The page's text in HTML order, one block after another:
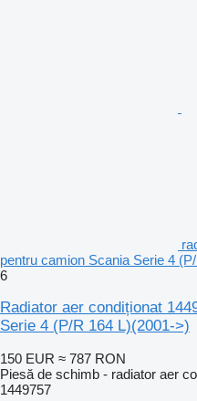
pentru camion Scania Serie 4
6
Radiator aer condiționat
Serie 4 (P/R 164 L)(2001->)
150 EUR ≈ 787 RON
Piesă de schimb - radiator aer
1449757